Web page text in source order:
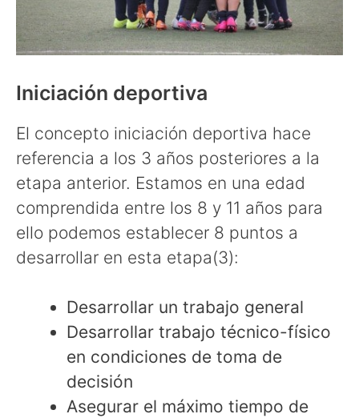
Iniciación deportiva
El concepto iniciación deportiva hace
referencia a los 3 años posteriores a la
etapa anterior. Estamos en una edad
comprendida entre los 8 y 11 años para
ello podemos establecer 8 puntos a
desarrollar en esta etapa(3):
Desarrollar un trabajo general
Desarrollar trabajo técnico-físico
en condiciones de toma de
decisión
Asegurar el máximo tiempo de